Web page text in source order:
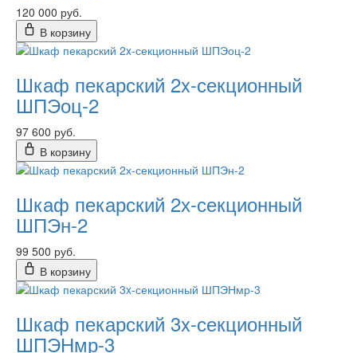
120 000 руб.
В корзину
Шкаф пекарский 2x-секционный
ШПЭоц-2
97 600 руб.
В корзину
Шкаф пекарский 2х-секционный
ШПЭн-2
99 500 руб.
В корзину
Шкаф пекарский 3x-секционный
ШПЭНмр-3